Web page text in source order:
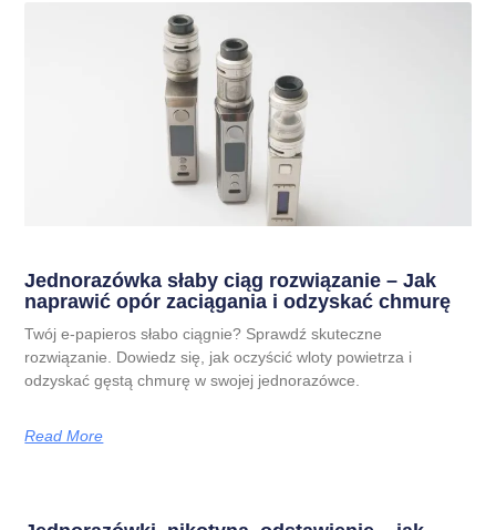
Jednorazówka słaby ciąg rozwiązanie – Jak
naprawić opór zaciągania i odzyskać chmurę
Twój e-papieros słabo ciągnie? Sprawdź skuteczne
rozwiązanie. Dowiedz się, jak oczyścić wloty powietrza i
odzyskać gęstą chmurę w swojej jednorazówce.
Read More